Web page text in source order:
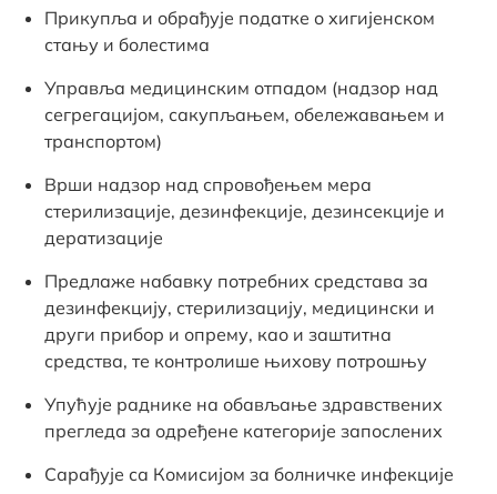
Прикупља и обрађује податке о хигијенском
стању и болестима
Управља медицинским отпадом (надзор над
сегрегацијом, сакупљањем, обележавањем и
транспортом)
Врши надзор над спровођењем мера
стерилизације, дезинфекције, дезинсекције и
дератизације
Предлаже набавку потребних средстава за
дезинфекцију, стерилизацију, медицински и
други прибор и опрему, као и заштитна
средства, те контролише њихову потрошњу
Упућује раднике на обављање здравствених
прегледа за одређене категорије запослених
Сарађује са Комисијом за болничке инфекције